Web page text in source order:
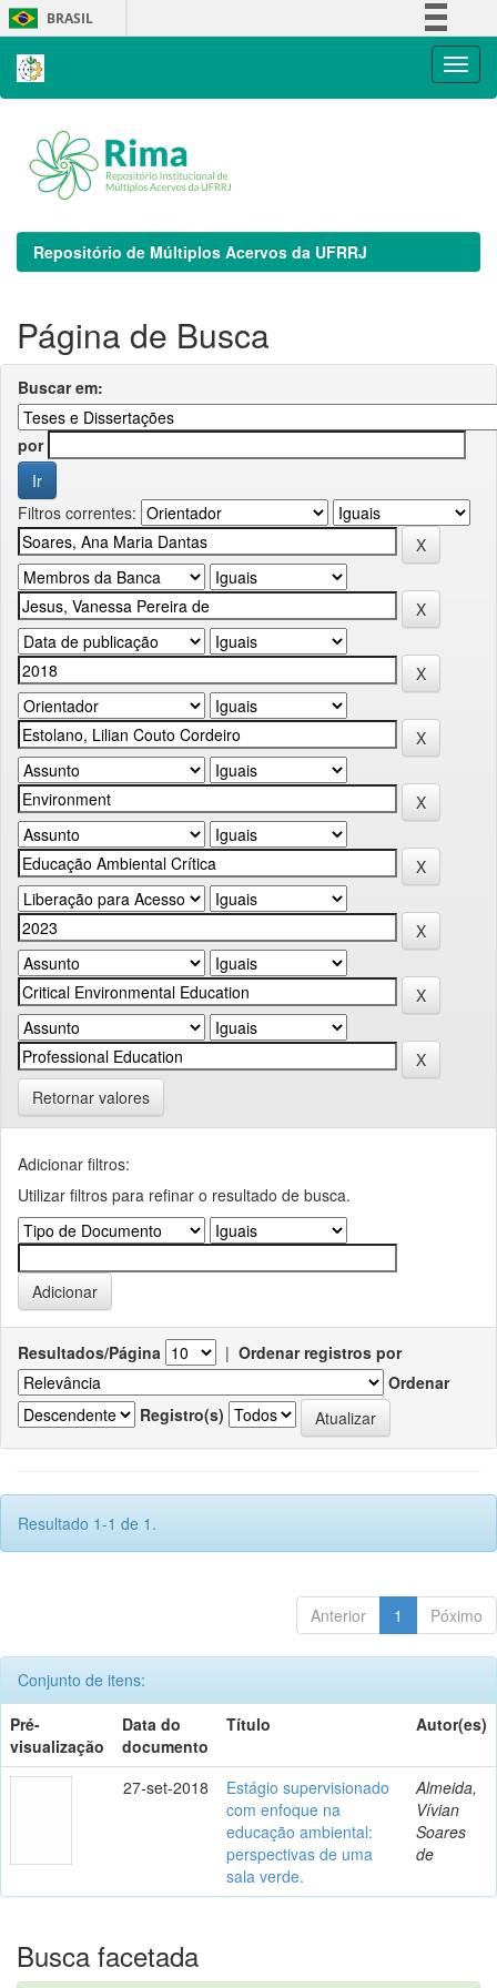
Skip
navigation
BRASIL
Repositório de Múltiplos Acervos da UFRRJ
Página de Busca
Buscar em:
por
Filtros correntes:
Retornar valores
Adicionar filtros:
Utilizar filtros para refinar o resultado de busca.
Resultados/Página | Ordenar registros por
Ordenar
Registro(s)
Resultado 1-1 de 1.
Anterior 1 Póximo
Conjunto de itens:
Pré-
visualização
Data do
documento
Título Autor(es)
27-set-2018
Estágio supervisionado
com enfoque na
educação ambiental:
perspectivas de uma
sala verde.
Almeida,
Vívian
Soares
de
Busca facetada